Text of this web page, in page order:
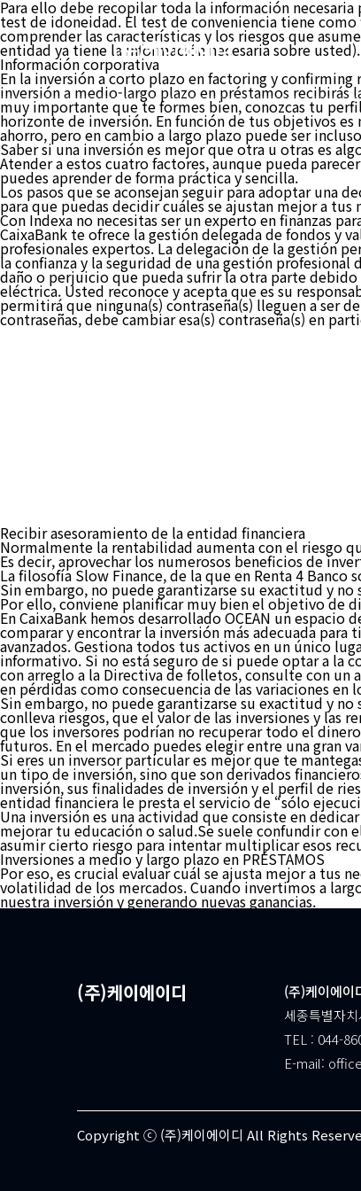
(주)케이에이디
Para ello debe recopilar toda la información
test de idoneidad. El test de conveniencia tiene
comprender las características y los riesgos que
entidad ya tiene la información necesaria sobre usted).
Información corporativa
En la inversión a corto plazo en factoring y
inversión a medio-largo plazo en préstamos
muy importante que te formes bien, conozcas tu
horizonte de inversión. En función de tus objetivos
ahorro, pero en cambio a largo plazo puede ser
Saber si una inversión es mejor que otra u otras es
Atender a estos cuatro factores, aunque pueda
puedes aprender de forma práctica y sencilla.
Los pasos que se aconsejan seguir para adoptar
para que puedas decidir cuáles se ajustan mejor a
Con Indexa no necesitas ser un experto en finanzas
CaixaBank te ofrece la gestión delegada de fondos y
profesionales expertos. La delegación de la gestión
la confianza y la seguridad de una gestión
daño o perjuicio que pueda sufrir la otra parte
eléctrica. Usted reconoce y acepta que es su
permitirá que ninguna(s) contraseña(s) lleguen a ser
contraseñas, debe cambiar esa(s) contraseña(s) en
Recibir asesoramiento de la entidad financiera
Normalmente la rentabilidad aumenta con el riesgo
Es decir, aprovechar los numerosos beneficios de
La filosofía Slow Finance, de la que en Renta 4
Sin embargo, no puede garantizarse su exactitud y
Por ello, conviene planificar muy bien el objetivo de
En CaixaBank hemos desarrollado OCEAN un
comparar y encontrar la inversión más adecuada
avanzados. Gestiona todos tus activos en un único
informativo. Si no está seguro de si puede optar a la
con arreglo a la Directiva de folletos, consulte con
en pérdidas como consecuencia de las variaciones en
Sin embargo, no puede garantizarse su exactitud y
conlleva riesgos, que el valor de las inversiones y las
que los inversores podrían no recuperar todo el
futuros. En el mercado puedes elegir entre una gran
Si eres un inversor particular es mejor que te
un tipo de inversión, sino que son derivados
inversión, sus finalidades de inversión y el perfil de
entidad financiera le presta el servicio de “sólo
Una inversión es una actividad que consiste en
mejorar tu educación o salud.Se suele confundir con
asumir cierto riesgo para intentar multiplicar esos
Inversiones a medio y largo plazo en PRÉSTAMOS
Por eso, es crucial evaluar cuál se ajusta mejor a tus
volatilidad de los mercados. Cuando invertimos a
nuestra inversión y generando nuevas ganancias.
(주)케이에이디
(주)케이에이
세종특별자
TEL : 044-
E-mail:
Copyright ⓒ (주)케이에이디 All Rights